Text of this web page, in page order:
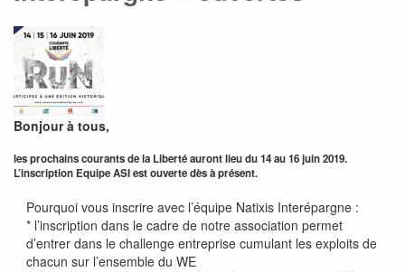
Bonjour à tous,
les prochains courants de la Liberté auront lieu du 14 au 16 juin 2019.
L’inscription Equipe ASI est ouverte dès à présent.
Pourquoi vous inscrire avec l’équipe Natixis Interépargne :
* l’inscription dans le cadre de notre association permet
d’entrer dans le challenge entreprise cumulant les exploits de
chacun sur l’ensemble du WE